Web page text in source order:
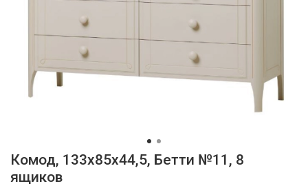
Комод, 133х85x44,5, Бетти №11, 8
ящиков